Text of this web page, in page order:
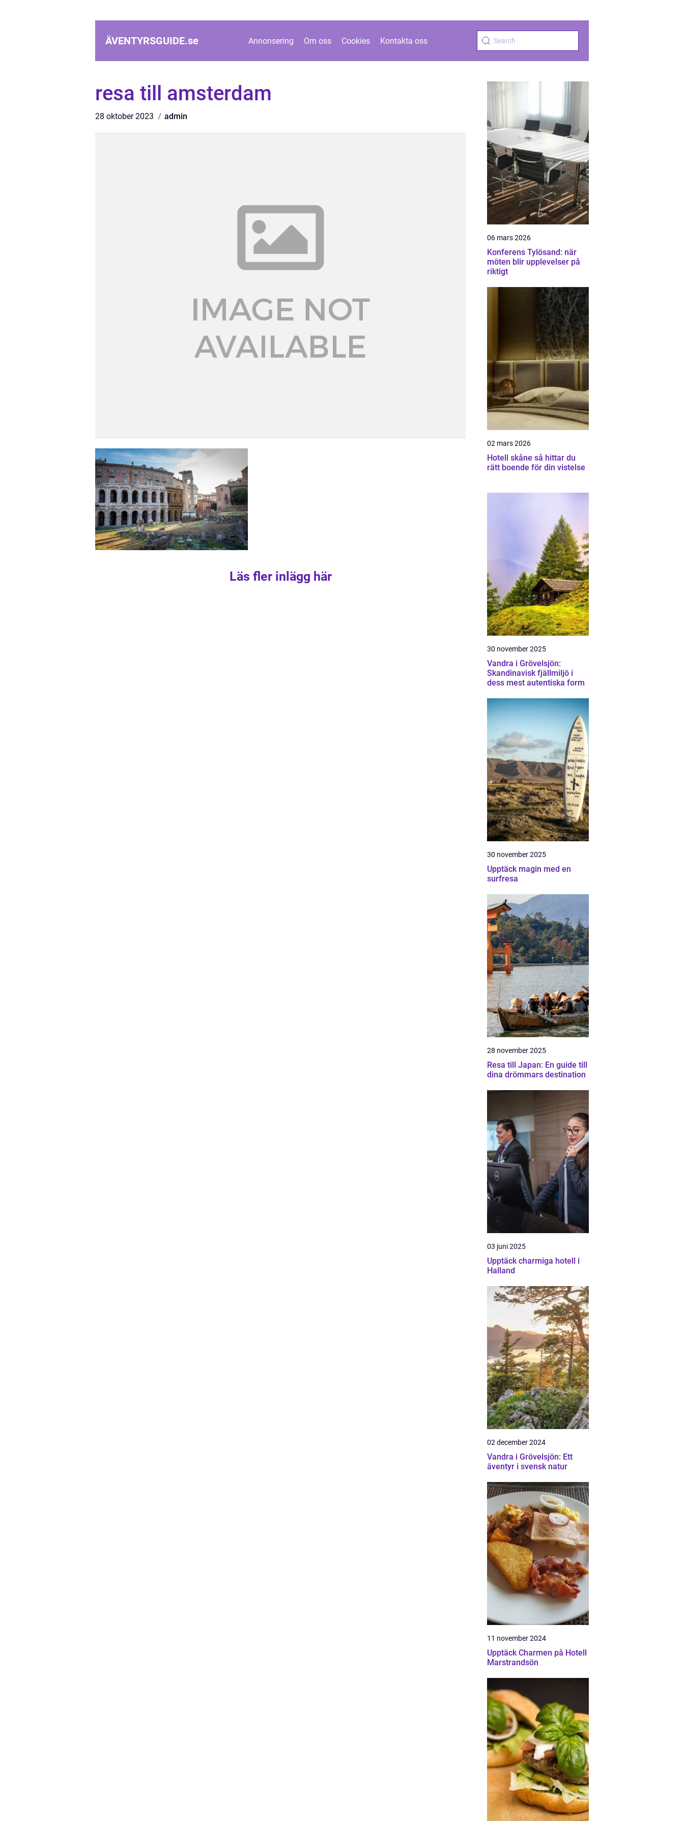
ÄVENTYRSGUIDE.se Annonsering Om oss Cookies Kontakta oss
resa till amsterdam
28 oktober 2023 admin
Läs fler inlägg här
06 mars 2026
Konferens Tylösand: när
möten blir upplevelser på
riktigt
02 mars 2026
Hotell skåne så hittar du
rätt boende för din vistelse
30 november 2025
Vandra i Grövelsjön:
Skandinavisk fjällmiljö i
dess mest autentiska form
30 november 2025
Upptäck magin med en
surfresa
28 november 2025
Resa till Japan: En guide till
dina drömmars destination
03 juni 2025
Upptäck charmiga hotell i
Halland
02 december 2024
Vandra i Grövelsjön: Ett
äventyr i svensk natur
11 november 2024
Upptäck Charmen på Hotell
Marstrandsön